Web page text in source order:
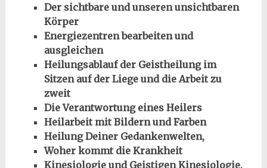
Der sichtbare und unseren unsichtbaren
Körper
Energiezentren bearbeiten und
ausgleichen
Heilungsablauf der Geistheilung im
Sitzen auf der Liege und die Arbeit zu
zweit
Die Verantwortung eines Heilers
Heilarbeit mit Bildern und Farben
Heilung Deiner Gedankenwelten,
Woher kommt die Krankheit
Kinesiologie und Geistigen Kinesiologie,